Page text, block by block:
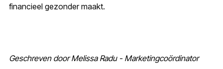
financieel gezonder maakt.
Geschreven door Melissa Radu - Marketingcoördinator